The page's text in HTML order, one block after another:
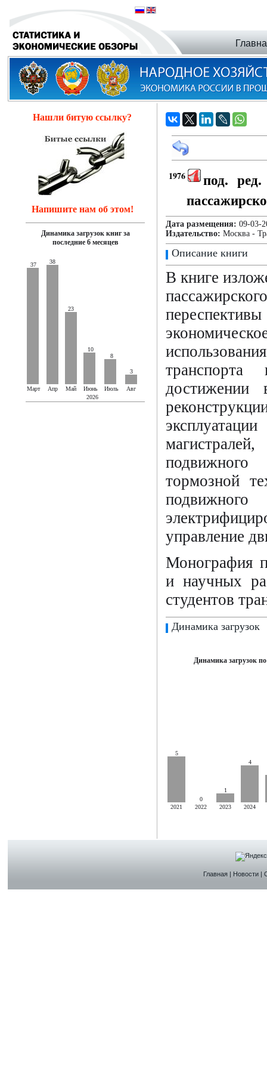
Нашли битую ссылку?
Напишите нам об этом!
Динамика загрузок книг за
последние 6 месяцев
37 38
23
10
8
3
Март Апр Май Июнь Июль
Авг
2026
1976
под.
Дата размещения: 09-
Издательство: Москва -
Описание книги
В книге
достижении
тормозной
управление
Монография
и научных
студентов
Динамика загрузок
Динамика загрузок
5
0
1
4
2021 2022 2023 2024
Главная| Новости|